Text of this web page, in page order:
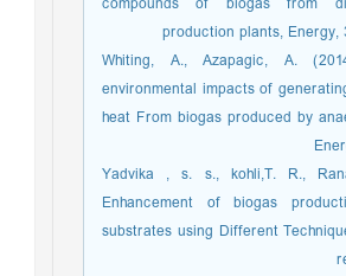
production plants,
Whiting, A., Azapagic, A.
environmental impacts of
heat From biogas produced by
Yadvika , s. s., kohli,T. R.,
Enhancement of biogas
substrates using Different